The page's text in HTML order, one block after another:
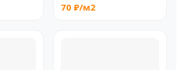
70 ₽/м2